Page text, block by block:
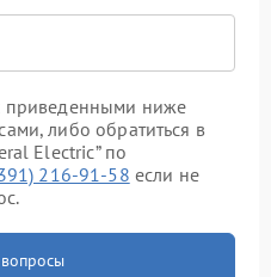
приведенными ниже
либо обратиться в
Electric” по
216-91-58 если не